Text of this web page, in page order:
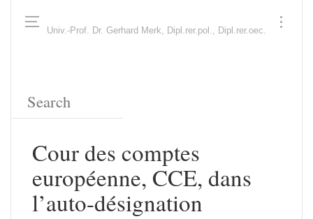
Univ.-Prof. Dr. Gerhard Merk, Dipl.rer.pol., Dipl.rer.oec.
Cour des comptes
européenne, CCE, dans
l’auto-désignation